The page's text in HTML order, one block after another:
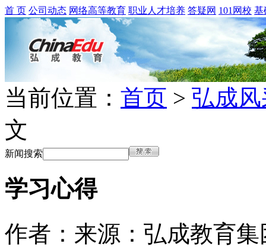
首 页 公司动态 网络高等教育 职业人才培养 答疑网 101网校 基
当前位置： 首页 > 弘成
文
新闻搜索
学习心得
作者： 来源：弘成教育集